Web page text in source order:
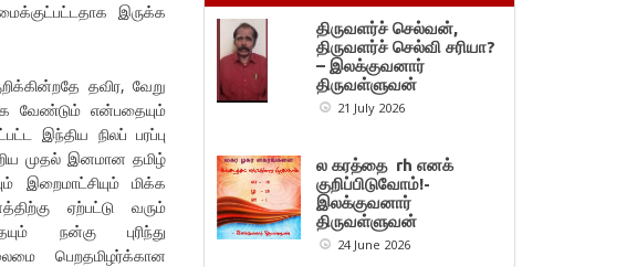
இருக்க
தவிர, வேறு
வேண்டும் என்பதையும்
இந்திய நிலப் பரப்பு
முதல் இனமான தமிழ்
இறைமாட்சியும் மிக்க
ஏற்பட்டு வரும்
நன்கு புரிந்து
பெறதமிழர்க்கான
திருவளர்ச் செல்வன்,
திருவளர்ச் செல்வி சரியா?
– இலக்குவனார்
திருவள்ளுவன்
21 July 2026
ல கரத்தை rh எனக்
குறிப்பிடுவோம்!-
இலக்குவனார்
திருவள்ளுவன்
24 June 2026